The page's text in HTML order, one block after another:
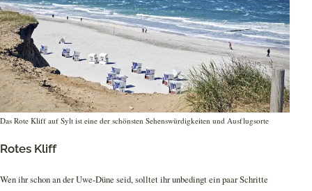
Das Rote Kliff auf Sylt ist eine der schönsten Sehenswürdigkeiten und Ausflugsorte
Rotes Kliff
Wen ihr schon an der Uwe-Düne seid, solltet ihr unbedingt ein paar Schritte